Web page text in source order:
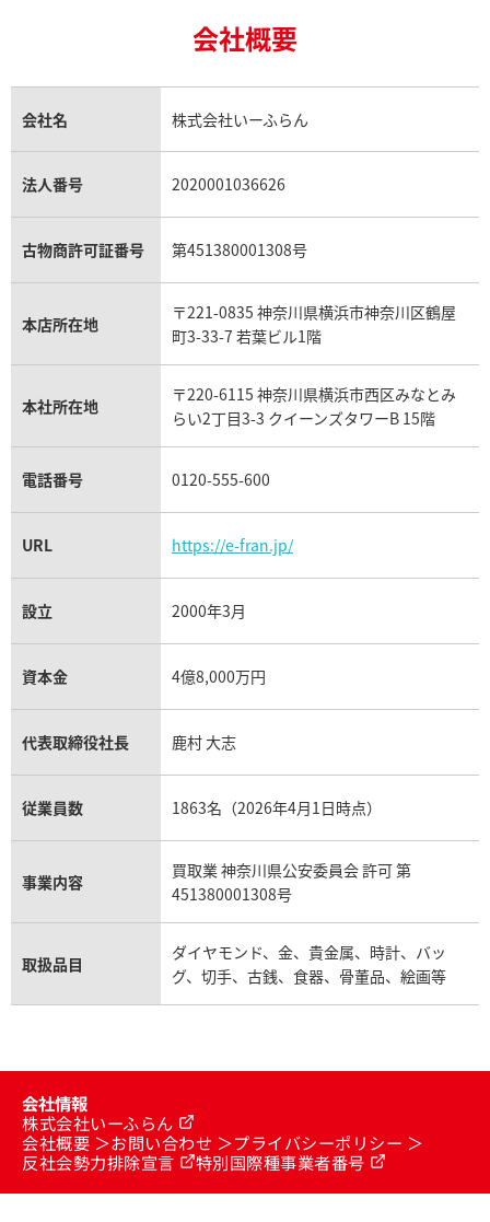
金貨買取
貴金属買取
銀・シルバー買取
パラジウム買取
トパーズ買取
タンザナイト買取
キャッツアイ買取
アクアマリン買取
ロレックス エクスプローラー買取
ロレックス デイトジャスト買取
パテック フィリップノーチラス買取
ヴァシュロン・コンスタンタン買取
オメガ買取
カルティエ買取
フランク ミュラー買取
リシャール・ミル買取
パネライ買取
チューダー（チュードル）買取
シャネル マトラッセ買取
セリーヌ買取
プラダ買取
ヴァンクリーフ＆アーペル買取
ショーメ買取
ダミアーニ買取
モーブッサン買取
会社概要
会社名 株式会社いーふらん
法人番号 2020001036626
古物商許可証番号 第451380001308号
本店所在地
〒221-0835 神奈川県横浜市神奈川区鶴屋
町3-33-7 若葉ビル1階
本社所在地
〒220-6115 神奈川県横浜市西区みなとみ
らい2丁目3-3 クイーンズタワーB 15階
電話番号 0120-555-600
URL https://e-fran.jp/
設立 2000年3月
資本金 4億8,000万円
代表取締役社長 鹿村 大志
従業員数 1863名（2026年4月1日時点）
事業内容
買取業 神奈川県公安委員会 許可 第
451380001308号
取扱品目
ダイヤモンド、金、貴金属、時計、バッ
グ、切手、古銭、食器、骨董品、絵画等
会社情報
株式会社いーふらん
会社概要
お問い合わせ
プライバシーポリシー
反社会勢力排除宣言
特別国際種事業者番号